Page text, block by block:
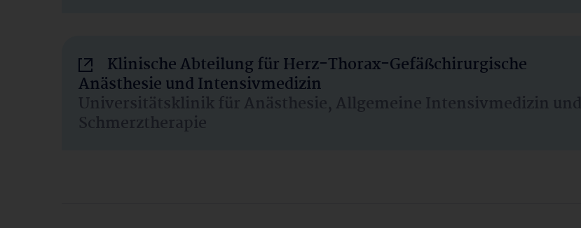
Klinische Abteilung für Herz-Thorax-Gefäßchirurgische
Anästhesie und Intensivmedizin
Universitätsklinik für Anästhesie, Allgemeine Intensivmedizin und
Schmerztherapie